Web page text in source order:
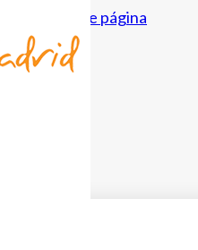
Saltar al pie de página